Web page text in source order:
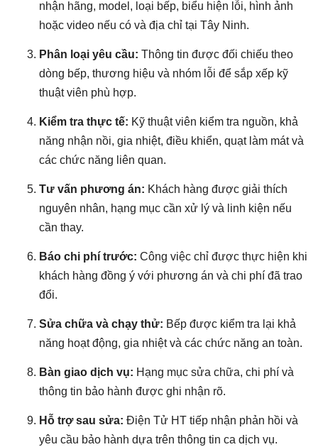
nhận hãng, model, loại bếp, biểu hiện lỗi, hình ảnh
hoặc video nếu có và địa chỉ tại Tây Ninh.
Phân loại yêu cầu: Thông tin được đối chiếu theo
dòng bếp, thương hiệu và nhóm lỗi để sắp xếp kỹ
thuật viên phù hợp.
Kiểm tra thực tế: Kỹ thuật viên kiểm tra nguồn, khả
năng nhận nồi, gia nhiệt, điều khiển, quạt làm mát và
các chức năng liên quan.
Tư vấn phương án: Khách hàng được giải thích
nguyên nhân, hạng mục cần xử lý và linh kiện nếu
cần thay.
Báo chi phí trước: Công việc chỉ được thực hiện khi
khách hàng đồng ý với phương án và chi phí đã trao
đổi.
Sửa chữa và chạy thử: Bếp được kiểm tra lại khả
năng hoạt động, gia nhiệt và các chức năng an toàn.
Bàn giao dịch vụ: Hạng mục sửa chữa, chi phí và
thông tin bảo hành được ghi nhận rõ.
Hỗ trợ sau sửa: Điện Tử HT tiếp nhận phản hồi và
yêu cầu bảo hành dựa trên thông tin ca dịch vụ.